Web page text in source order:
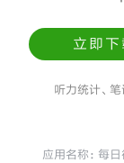
立即下
听力统计、
应用名称：每